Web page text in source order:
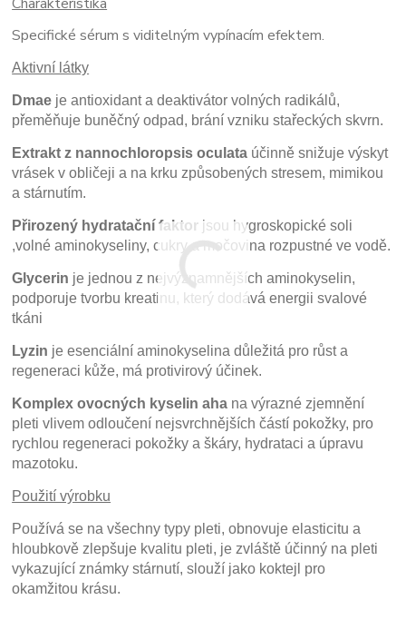
Specifické sérum s viditelným vypínacím efektem.
Aktivní látky
Dmae je antioxidant a deaktivátor volných radikálů,
přeměňuje buněčný odpad, brání vzniku stařeckých skvrn.
Extrakt z nannochloropsis oculata účinně snižuje výskyt
vrásek v obličeji a na krku způsobených stresem, mimikou
a stárnutím.
Přirozený hydratační faktor jsou hygroskopické soli
,volné aminokyseliny, cukry a močovina rozpustné ve vodě.
Glycerin je jednou z nejvýznamnějších aminokyselin,
podporuje tvorbu kreatinu, který dodává energii svalové
tkáni
Lyzin je esenciální aminokyselina důležitá pro růst a
regeneraci kůže, má protivirový účinek.
Komplex ovocných kyselin aha na výrazné zjemnění
pleti vlivem odloučení nejsvrchnějších částí pokožky, pro
rychlou regeneraci pokožky a škáry, hydrataci a úpravu
mazotoku.
Použití výrobku
Používá se na všechny typy pleti, obnovuje elasticitu a
hloubkově zlepšuje kvalitu pleti, je zvláště účinný na pleti
vykazující známky stárnutí, slouží jako koktejl pro
okamžitou krásu.